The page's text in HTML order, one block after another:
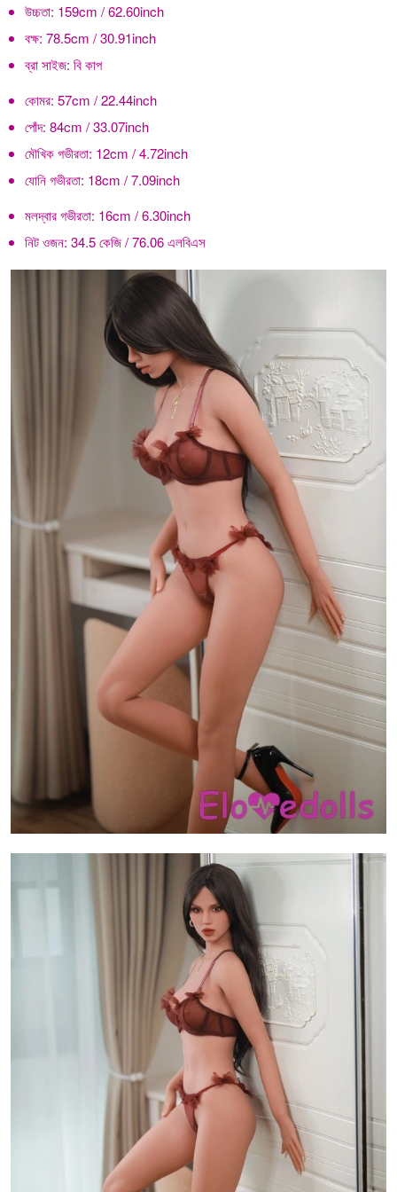
উচ্চতা: 159cm / 62.60inch
বক্ষ: 78.5cm / 30.91inch
ব্রা সাইজ: বি কাপ
কোমর: 57cm / 22.44inch
পোঁদ: 84cm / 33.07inch
মৌখিক গভীরতা: 12cm / 4.72inch
যোনি গভীরতা: 18cm / 7.09inch
মলদ্বার গভীরতা: 16cm / 6.30inch
নিট ওজন: 34.5 কেজি / 76.06 এলবিএস